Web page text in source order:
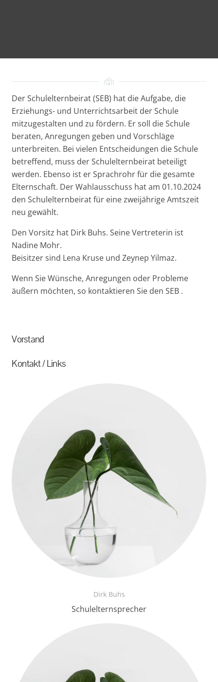
Der Schulelternbeirat (SEB) hat die Aufgabe, die
Erziehungs- und Unterrichtsarbeit der Schule
mitzugestalten und zu fördern. Er soll die Schule
beraten, Anregungen geben und Vorschläge
unterbreiten. Bei vielen Entscheidungen die Schule
betreffend, muss der Schulelternbeirat beteiligt
werden. Ebenso ist er Sprachrohr für die gesamte
Elternschaft. Der Wahlausschuss hat am 01.10.2024
den Schulelternbeirat für eine zweijährige Amtszeit
neu gewählt.
Den Vorsitz hat Dirk Buhs. Seine Vertreterin ist
Nadine Mohr.
Beisitzer sind Lena Kruse und Zeynep Yilmaz.
Wenn Sie Wünsche, Anregungen oder Probleme
äußern möchten, so kontaktieren Sie den SEB .
Vorstand
Kontakt / Links
Dirk Buhs
Schulelternsprecher